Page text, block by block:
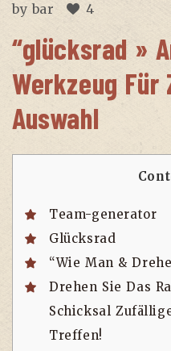
bybar 4
“glücksrad »
Werkzeug Für
Auswahl
Team-generator
Glücksrad
“Wie Man &
Drehen Sie Das
Schicksal
Treffen!